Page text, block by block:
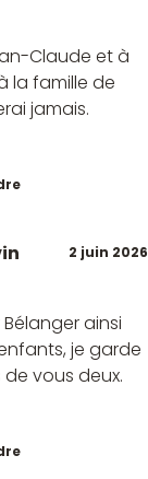
Claude et à
la famille de
jamais.
2 juin 2026
ainsi
je garde
vous deux.